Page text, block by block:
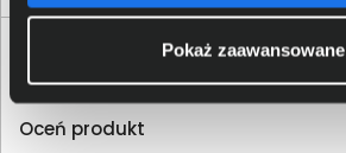
Pokaż zaawansowane
Opinie o produkcie
Oceń produkt